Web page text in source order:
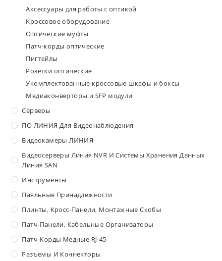
Аксессуары для работы с оптикой
Кроссовое оборудование
Оптические муфты
Патч-корды оптические
Пигтейлы
Розетки оптические
Укомплектованные кроссовые шкафы и боксы
Медиаконверторы и SFP модули
Серверы
ПО ЛИНИЯ Для Видеонаблюдения
Видеокамеры ЛИНИЯ
Видеосерверы Линия NVR И Системы Хранения Данных
Линия SAN
Инструменты
Паяльные Принадлежности
Плинты, Кросс-Панели, Монтажные Скобы
Патч-Панели, Кабельные Организаторы
Патч-Корды Медные RJ-45
Разъемы И Коннекторы